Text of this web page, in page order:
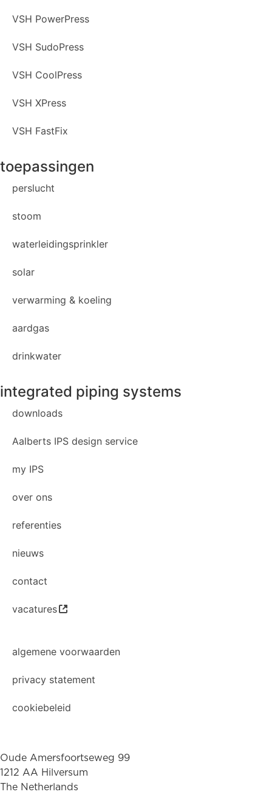
VSH PowerPress
VSH SudoPress
VSH CoolPress
VSH XPress
VSH FastFix
toepassingen
perslucht
stoom
waterleidingsprinkler
solar
verwarming & koeling
aardgas
drinkwater
integrated piping systems
downloads
Aalberts IPS design service
my IPS
over ons
referenties
nieuws
contact
vacatures
algemene voorwaarden
privacy statement
cookiebeleid
Oude Amersfoortseweg 99
1212 AA Hilversum
The Netherlands